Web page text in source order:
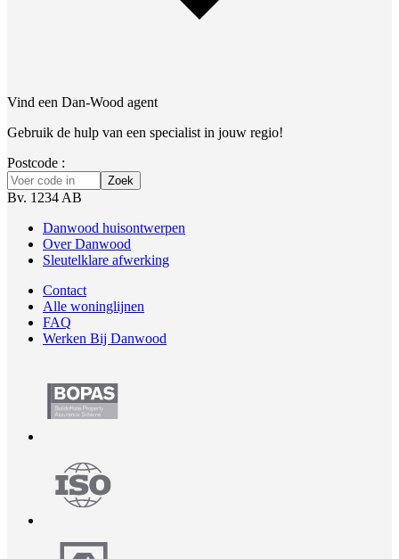
Vind een Dan-Wood agent
Gebruik de hulp van een specialist in jouw regio!
Postcode :
Zoek
Bv. 1234 AB
Danwood huisontwerpen
Over Danwood
Sleutelklare afwerking
Contact
Alle woninglijnen
FAQ
Werken Bij Danwood